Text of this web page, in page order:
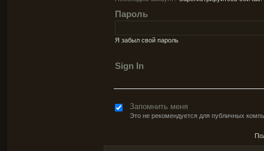
Пароль
Я забыл свой пароль
Sign In
Запомнить меня
Это не рекомендуется для публичных